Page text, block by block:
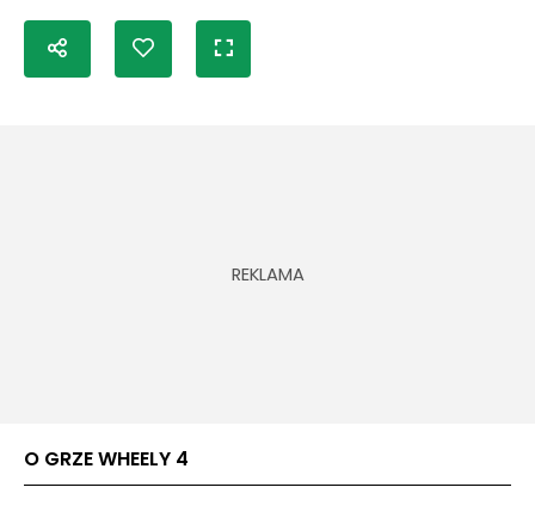
O GRZE WHEELY 4